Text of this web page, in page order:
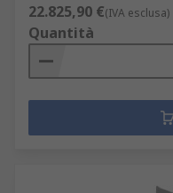
22.825,90 €(IVA esclusa)
Quantità